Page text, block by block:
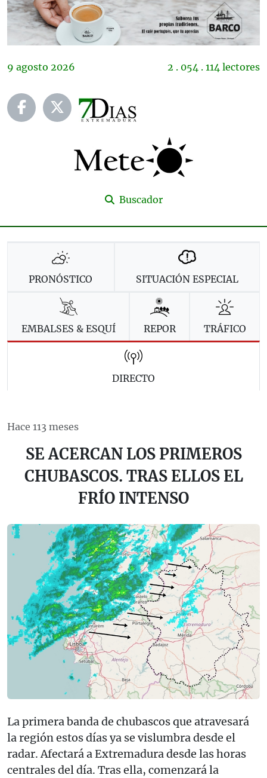
9 agosto 2026 2 . 054 . 114 lectores
Buscador
PRONÓSTICO SITUACIÓN ESPECIAL
EMBALSES & ESQUÍ REPOR TRÁFICO
DIRECTO
Hace 113 meses
SE ACERCAN LOS PRIMEROS
CHUBASCOS. TRAS ELLOS EL
FRÍO INTENSO
La primera banda de chubascos que atravesará
la región estos días ya se vislumbra desde el
radar. Afectará a Extremadura desde las horas
centrales del día. Tras ella, comenzará la